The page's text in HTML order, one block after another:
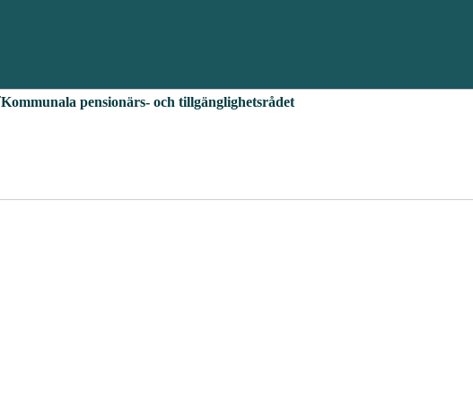
Kommunala pensionärs- och tillgänglighetsrådet